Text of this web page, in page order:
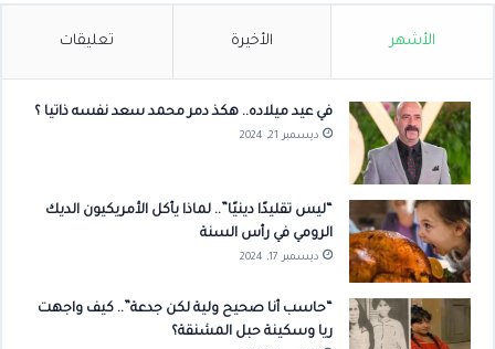
الأشهر الأخيرة تعليقات
في عيد ميلاده.. هكذ دمر محمد سعد نفسه ذاتيا ؟
ديسمبر 21, 2024
“ليس تقليدًا دينيًا”.. لماذا يأكل الأمريكيون الديك
الرومي في رأس السنة
ديسمبر 17, 2024
“حاسب أنا صحيح ولية لكن جدعة”.. كيف واجهت
ريا وسكينة حبل المشنقة؟